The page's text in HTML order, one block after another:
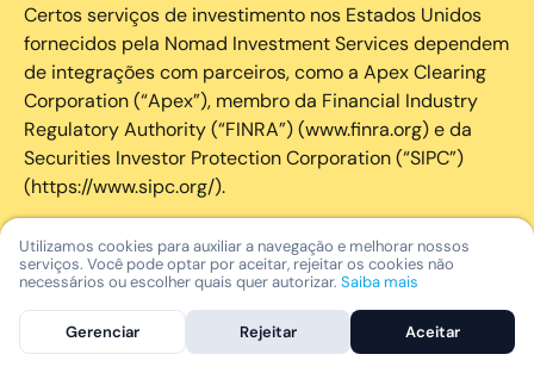
Certos serviços de investimento nos Estados Unidos
fornecidos pela Nomad Investment Services dependem
de integrações com parceiros, como a Apex Clearing
Corporation (“Apex”), membro da Financial Industry
Regulatory Authority (“FINRA”) (www.finra.org) e da
Securities Investor Protection Corporation (“SIPC”)
(https://www.sipc.org/).
A SIPC protege os valores mobiliários de clientes de
seus membros em até US$ 250.000,00 para
disponível mediante solicitação ou em www.sipc.org. O
SIPC não protege contra perdas de mercado e não
Utilizamos cookies para auxiliar a navegação e melhorar nossos
serviços. Você pode optar por aceitar, rejeitar os cookies não
necessários ou escolher quais quer autorizar. Saiba mais
Gerenciar Rejeitar Aceitar